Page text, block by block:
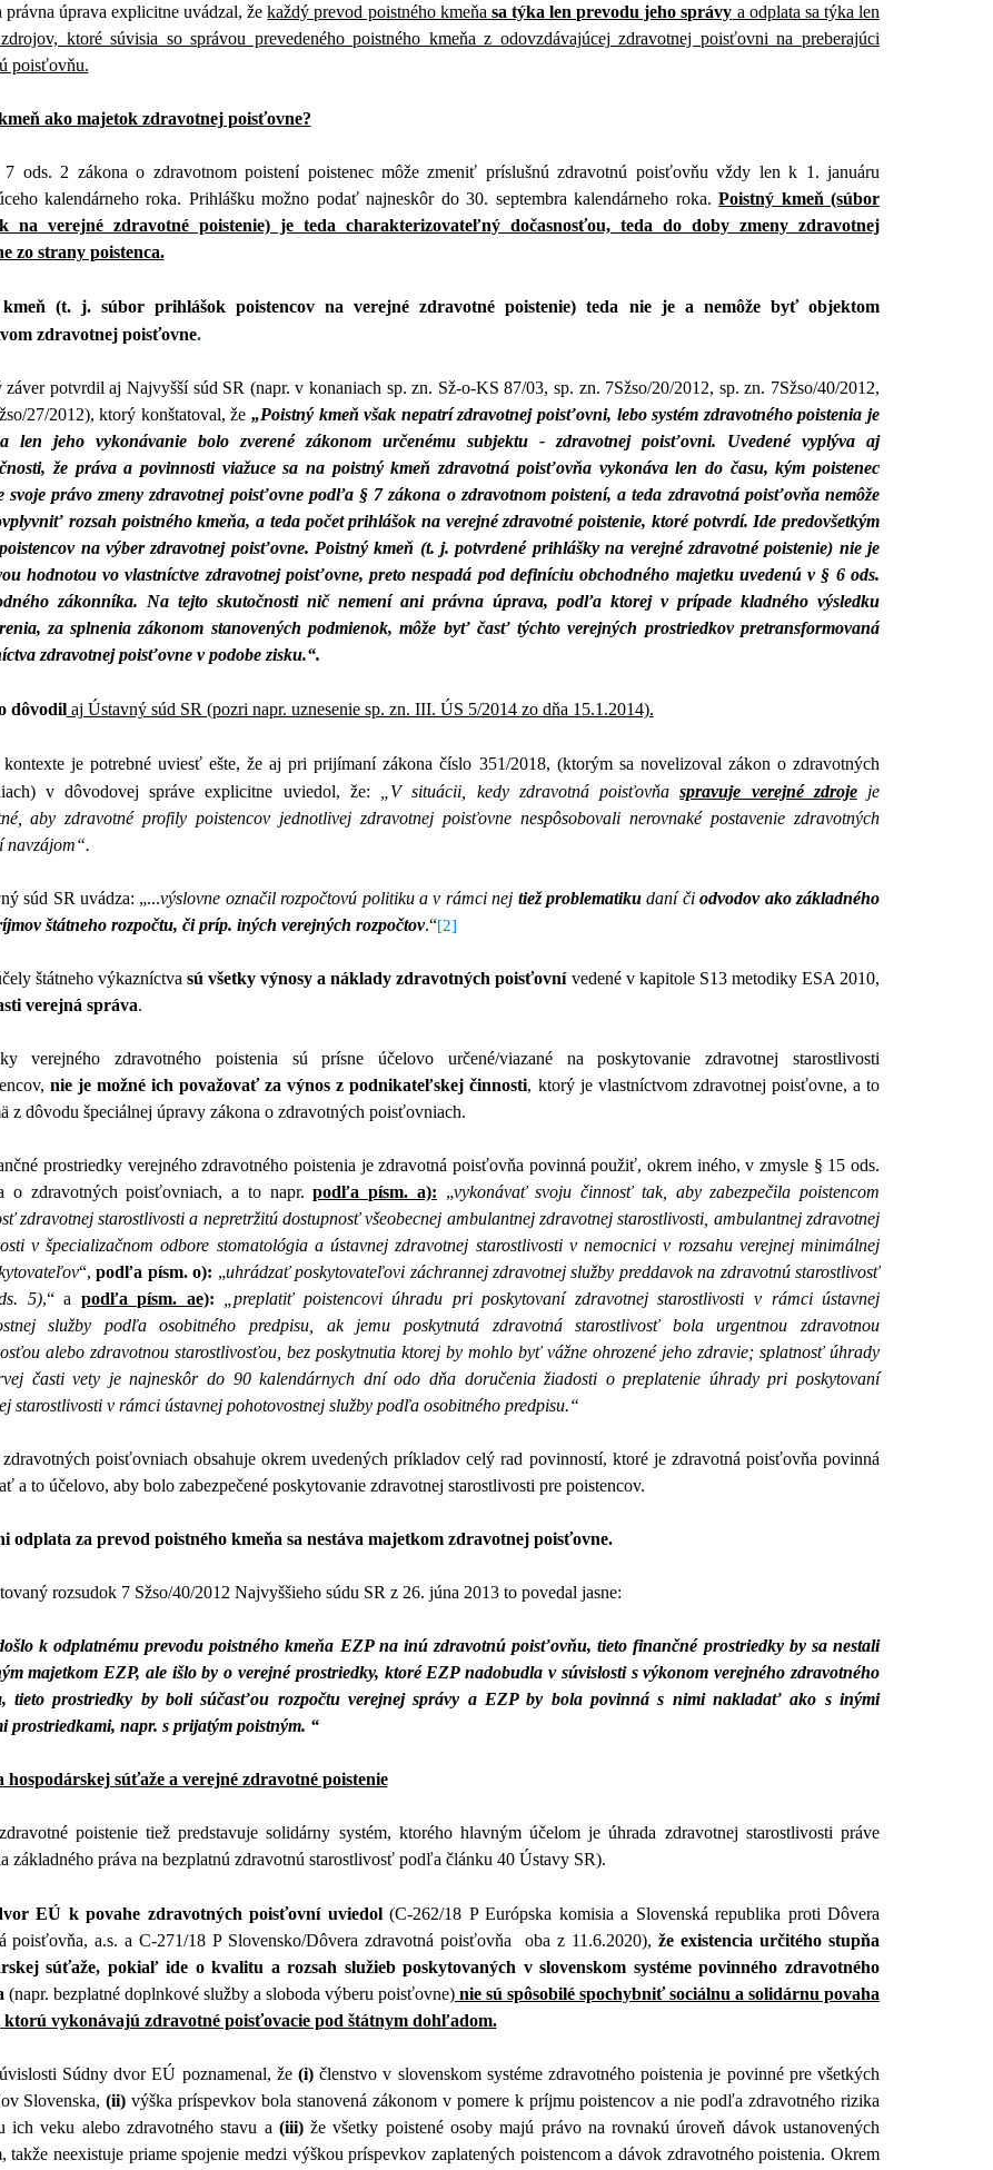
právna úprava explicitne uvádzal, žekaždý prevod poistného kmeňa sa týka len prevodu jeho správy a odplata sa týka len
ktoré súvisia so správou prevedeného poistného kmeňa z odovzdávajúcej zdravotnej poisťovni na preberajúci
poisťovňu.
ako majetok zdravotnej poisťovne?
ods. 2 zákona o zdravotnom poistení poistenec môže zmeniť príslušnú zdravotnú poisťovňu vždy len k 1. januáru
kalendárneho roka. Prihlášku možno podať najneskôr do 30. septembra kalendárneho roka.Poistný kmeň (súbor
na verejné zdravotné poistenie) je teda charakterizovateľný dočasnosťou, teda do doby zmeny zdravotnej
zo strany poistenca.
kmeň (t. j. súbor prihlášok poistencov na verejné zdravotné poistenie) teda nie je a nemôže byť objektom
zdravotnej poisťovne.
záver potvrdil aj Najvyšší súd SR (napr. v konaniach sp. zn. Sž-o-KS 87/03, sp. zn. 7Sžso/20/2012, sp. zn. 7Sžso/40/2012,
27/2012), ktorý konštatoval, že„Poistný kmeň však nepatrí zdravotnej poisťovni, lebo systém zdravotného poistenia je
len jeho vykonávanie bolo zverené zákonom určenému subjektu - zdravotnej poisťovni. Uvedené vyplýva aj
že práva a povinnosti viažuce sa na poistný kmeň zdravotná poisťovňa vykonáva len do času, kým poistenec
svoje právo zmeny zdravotnej poisťovne podľa § 7 zákona o zdravotnom poistení, a teda zdravotná poisťovňa nemôže
rozsah poistného kmeňa, a teda počet prihlášok na verejné zdravotné poistenie, ktoré potvrdí. Ide predovšetkým
na výber zdravotnej poisťovne. Poistný kmeň (t. j. potvrdené prihlášky na verejné zdravotné poistenie) nie je
hodnotou vo vlastníctve zdravotnej poisťovne, preto nespadá pod definíciu obchodného majetku uvedenú v § 6 ods.
zákonníka. Na tejto skutočnosti nič nemení ani právna úprava, podľa ktorej v prípade kladného výsledku
za splnenia zákonom stanovených podmienok, môže byť časť týchto verejných prostriedkov pretransformovaná
zdravotnej poisťovne v podobe zisku.“.
dôvodilaj Ústavný súd SR (pozri napr. uznesenie sp. zn. III. ÚS 5/2014 zo dňa 15.1.2014).
je potrebné uviesť ešte, že aj pri prijímaní zákona číslo 351/2018, (ktorým sa novelizoval zákon o zdravotných
v dôvodovej správe explicitne uviedol, že:
„V situácii, kedy zdravotná poisťovňaspravuje verejné zdrojeje
aby zdravotné profily poistencov jednotlivej zdravotnej poisťovne nespôsobovali nerovnaké postavenie zdravotných
navzájom“.
súd SR uvádza: „...výslovne označil rozpočtovú politiku a v rámci nej tiež problematiku daní čiodvodov ako základného
štátneho rozpočtu, či príp. iných verejných rozpočtov.“[2]
štátneho výkazníctva sú všetky výnosy a náklady zdravotných poisťovnívedené v kapitole S13 metodiky ESA 2010,
verejná správa.
verejného zdravotného poistenia sú prísne účelovo určené/viazané na poskytovanie zdravotnej starostlivosti
nie je možné ich považovať za výnos z podnikateľskej činnosti, ktorý je vlastníctvom zdravotnej poisťovne, a to
z dôvodu špeciálnej úpravy zákona o zdravotných poisťovniach.
prostriedky verejného zdravotného poistenia je zdravotná poisťovňa povinná použiť, okrem iného, v zmysle § 15 ods.
o zdravotných poisťovniach, a to napr.podľa písm. a): „vykonávať svoju činnosť tak, aby zabezpečila poistencom
zdravotnej starostlivosti a nepretržitú dostupnosť všeobecnej ambulantnej zdravotnej starostlivosti, ambulantnej zdravotnej
v špecializačnom odbore stomatológia a ústavnej zdravotnej starostlivosti v nemocnici v rozsahu verejnej minimálnej
“,podľa písm. o): „uhrádzať poskytovateľovi záchrannej zdravotnej služby preddavok na zdravotnú starostlivosť
5),“ a podľa písm. ae):
„preplatiť poistencovi úhradu pri poskytovaní zdravotnej starostlivosti v rámci ústavnej
služby podľa osobitného predpisu, ak jemu poskytnutá zdravotná starostlivosť bola urgentnou zdravotnou
alebo zdravotnou starostlivosťou, bez poskytnutia ktorej by mohlo byť vážne ohrozené jeho zdravie; splatnosť úhrady
časti vety je najneskôr do 90 kalendárnych dní odo dňa doručenia žiadosti o preplatenie úhrady pri poskytovaní
starostlivosti v rámci ústavnej pohotovostnej služby podľa osobitného predpisu.“
poisťovniach obsahuje okrem uvedených príkladov celý rad povinností, ktoré je zdravotná poisťovňa povinná
a to účelovo, aby bolo zabezpečené poskytovanie zdravotnej starostlivosti pre poistencov.
odplata za prevod poistného kmeňa sa nestáva majetkom zdravotnej poisťovne.
rozsudok 7 Sžso/40/2012 Najvyššieho súdu SR z 26. júna 2013 to povedal jasne:
k odplatnému prevodu poistného kmeňa EZP na inú zdravotnú poisťovňu, tieto finančné prostriedky by sa nestali
majetkom EZP, ale išlo by o verejné prostriedky, ktoré EZP nadobudla v súvislosti s výkonom verejného zdravotného
tieto prostriedky by boli súčasťou rozpočtu verejnej správy a EZP by bola povinná s nimi nakladať ako s inými
prostriedkami, napr. s prijatým poistným. “
hospodárskej súťaže a verejné zdravotné poistenie
poistenie tiež predstavuje solidárny systém, ktorého hlavným účelom je úhrada zdravotnej starostlivosti práve
základného práva na bezplatnú zdravotnú starostlivosť podľa článku 40 Ústavy SR).
EÚ k povahe zdravotných poisťovní uviedol(C-262/18 P Európska komisia a Slovenská republika proti Dôvera
poisťovňa, a.s. a C-271/18 P Slovensko/Dôvera zdravotná poisťovňa
oba z 11.6.2020),že existencia určitého stupňa
súťaže, pokiaľ ide o kvalitu a rozsah služieb poskytovaných v slovenskom systéme povinného zdravotného
(napr. bezplatné doplnkové služby a sloboda výberu poisťovne)nie sú spôsobilé spochybniť sociálnu a solidárnu povaha
ktorú vykonávajú zdravotné poisťovacie pod štátnym dohľadom.
Súdny dvor EÚ poznamenal, že(i) členstvo v slovenskom systéme zdravotného poistenia je povinné pre všetkých
Slovenska,(ii) výška príspevkov bola stanovená zákonom v pomere k príjmu poistencov a nie podľa zdravotného rizika
ich veku alebo zdravotného stavu a (iii)že všetky poistené osoby majú právo na rovnakú úroveň dávok ustanovených
takže neexistuje priame spojenie medzi výškou príspevkov zaplatených poistencom a dávok zdravotného poistenia. Okrem